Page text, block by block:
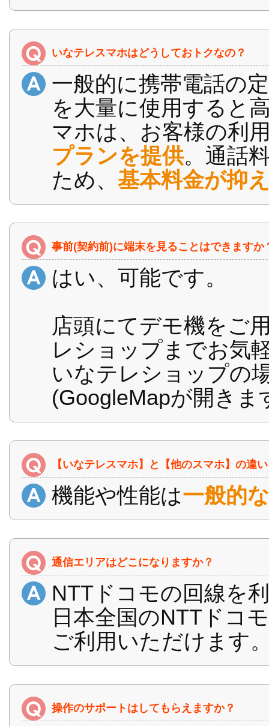
いなテレスマホはどうしておトクなの？
一般的に携帯電話の
を大量に使用すると
マホは、お客様の利
プランを提供。通話
ため、 基本料金が抑
事前(契約前)に端末を見ることはできますか
はい、可能です。
店頭にてデモ機をご
レショップまでお気
いなテレショップの
(GoogleMapが開きま
【いなテレスマホ】と【他のスマホ】の違
機能や性能は一般的
通信エリアはどこになりますか？
NTTドコモの回線を
日本全国のNTTドコ
ご利用いただけます
操作のサポートはしてもらえますか？